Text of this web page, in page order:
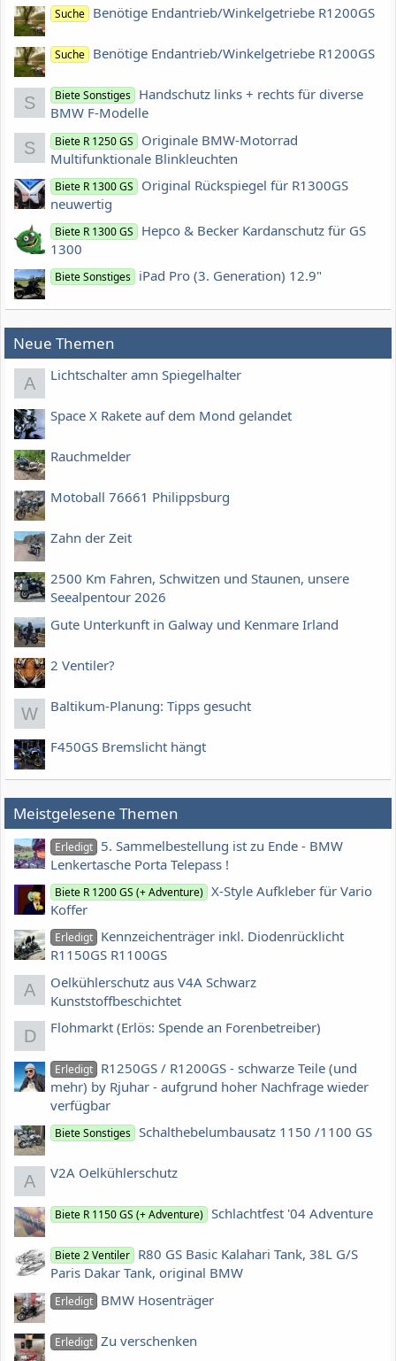
Suche Benötige Endantrieb/Winkelgetriebe R1200GS
Suche Benötige Endantrieb/Winkelgetriebe R1200GS
S Biete Sonstiges Handschutz links + rechts für diverse
BMW F-Modelle
S Biete R 1250 GS
Originale BMW-Motorrad
Multifunktionale Blinkleuchten
Biete R 1300 GS
Original Rückspiegel für R1300GS
neuwertig
Biete R 1300 GS
Hepco & Becker Kardanschutz für GS
1300
Biete Sonstiges iPad Pro (3. Generation) 12.9"
Neue Themen
A Lichtschalter amn Spiegelhalter
Space X Rakete auf dem Mond gelandet
Rauchmelder
Motoball 76661 Philippsburg
Zahn der Zeit
2500 Km Fahren, Schwitzen und Staunen, unsere
Seealpentour 2026
Gute Unterkunft in Galway und Kenmare Irland
2 Ventiler?
W Baltikum-Planung: Tipps gesucht
F450GS Bremslicht hängt
Meistgelesene Themen
Erledigt 5. Sammelbestellung ist zu Ende - BMW
Lenkertasche Porta Telepass !
Biete R 1200 GS (+ Adventure) X-Style Aufkleber für Vario
Koffer
Erledigt Kennzeichenträger inkl. Diodenrücklicht
R1150GS R1100GS
A
Oelkühlerschutz aus V4A Schwarz
Kunststoffbeschichtet
D Flohmarkt (Erlös: Spende an Forenbetreiber)
Erledigt R1250GS / R1200GS - schwarze Teile (und
mehr) by Rjuhar - aufgrund hoher Nachfrage wieder
verfügbar
Biete Sonstiges Schalthebelumbausatz 1150 /1100 GS
A V2A Oelkühlerschutz
Biete R 1150 GS (+ Adventure) Schlachtfest '04 Adventure
Biete 2 Ventiler R80 GS Basic Kalahari Tank, 38L G/S
Paris Dakar Tank, original BMW
Erledigt BMW Hosenträger
Erledigt Zu verschenken